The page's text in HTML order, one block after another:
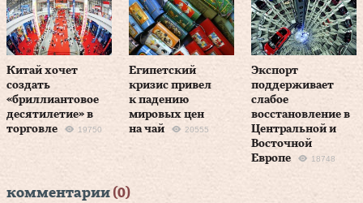
Китай хочет
создать
«бриллиантовое
десятилетие» в
торговле
19750
Египетский
кризис привел
к падению
мировых цен
на чай
20555
Экспорт
поддерживает
слабое
восстановление в
Центральной и
Восточной
Европе
18748
комментарии (0)